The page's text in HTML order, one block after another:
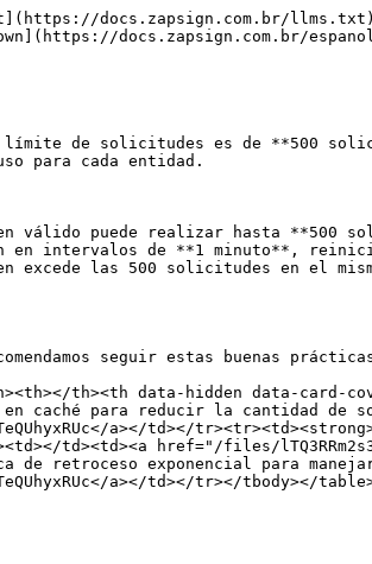
docs.zapsign.com.br/
docs.zapsign.com.br/
de solicitudes es de **500
para cada entidad.
válido puede realizar hasta **500
intervalos de **1 minuto**,
excede las 500 solicitudes en el
seguir estas buenas
th><th data-hidden data-card-
caché para reducir la cantidad
a></td></
td><td><a href="/files/
de retroceso exponencial para
a></td></tr></tbody></